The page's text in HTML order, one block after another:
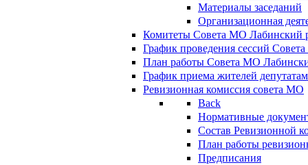
Материалы заседаний
Организационная
Комитеты Совета МО Лабинский
График проведения сессий
План работы Совета МО
График приема жителей
Ревизионная комиссия совета МО
Back
Нормативные
Состав Ревизионной
План работы
Предписания